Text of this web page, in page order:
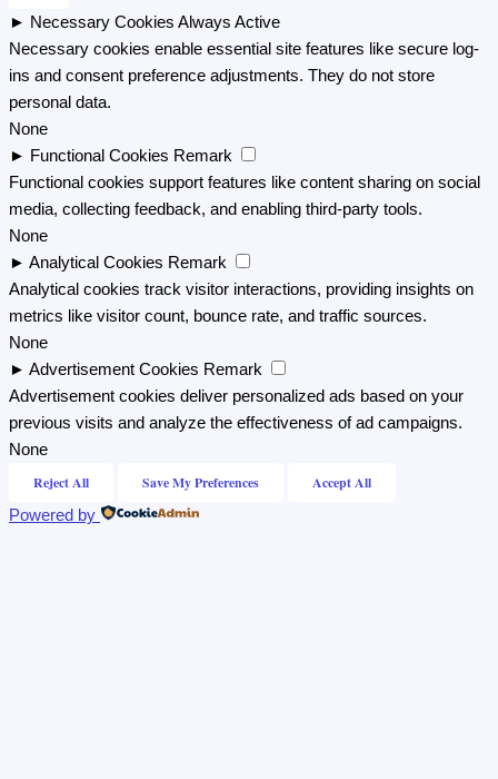
► Necessary Cookies Always Active
Necessary cookies enable essential site features like secure log-
ins and consent preference adjustments. They do not store
personal data.
None
► Functional Cookies Remark
Functional cookies support features like content sharing on social
media, collecting feedback, and enabling third-party tools.
None
► Analytical Cookies Remark
Analytical cookies track visitor interactions, providing insights on
metrics like visitor count, bounce rate, and traffic sources.
None
► Advertisement Cookies Remark
Advertisement cookies deliver personalized ads based on your
previous visits and analyze the effectiveness of ad campaigns.
None
Reject All Save My Preferences Accept All
Powered by